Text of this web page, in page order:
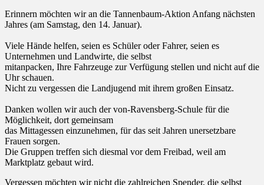
Erinnern möchten wir an die Tannenbaum-Aktion Anfang nächsten
Jahres (am Samstag, den 14. Januar).
Viele Hände helfen, seien es Schüler oder Fahrer, seien es
Unternehmen und Landwirte, die selbst
mitanpacken, Ihre Fahrzeuge zur Verfügung stellen und nicht auf die
Uhr schauen.
Nicht zu vergessen die Landjugend mit ihrem großen Einsatz.
Danken wollen wir auch der von-Ravensberg-Schule für die
Möglichkeit, dort gemeinsam
das Mittagessen einzunehmen, für das seit Jahren unersetzbare
Frauen sorgen.
Die Gruppen treffen sich diesmal vor dem Freibad, weil am
Marktplatz gebaut wird.
Vergessen möchten wir nicht die zahlreichen Spender, die selbst